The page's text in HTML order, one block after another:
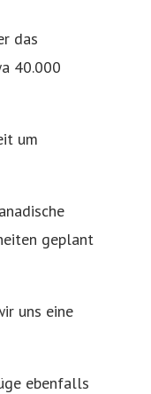
das
40.000
um
geplant
uns eine
ebenfalls